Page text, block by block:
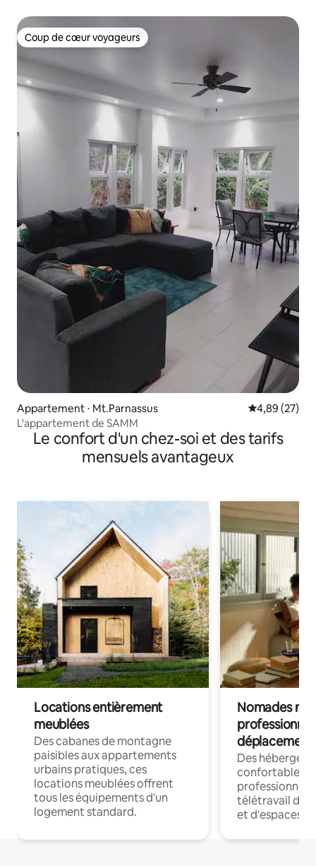
Coup de cœur voyageurs
Coup de cœur voyageurs
Appartement ⋅ Mt.Parnassus Évaluation
4,89 (27)
L'appartement de SAMM
Le confort d'un chez-soi et des tarifs
mensuels avantageux
Locations entièrement
meublées
Des cabanes de montagne
paisibles aux appartements
urbains pratiques, ces
locations meublées offrent
tous les équipements d'un
logement standard.
Nomades
déplacement
Des
confortables
professionnels
télétravail
et d'espaces